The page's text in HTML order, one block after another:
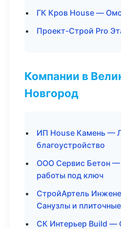
ГК Кров House —
Проект-Строй Pro
Компании в
Новгород
ИП House Камень —
благоустройство
ООО Сервис Бетон —
работы под ключ
СтройАртель
Санузлы и
СК Интерьер Build —